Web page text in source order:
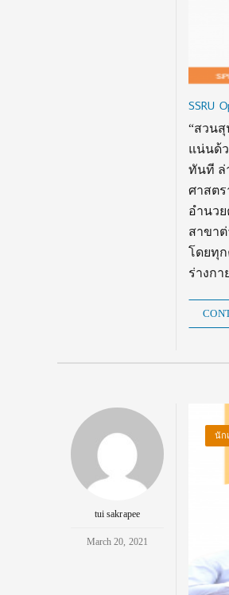
SSRU
“สวนสุ
แน่นด้
ทันที ล่
ศาสต
อำนว
สาขา
โดยทุ
ร่างก
tui sakrapee
March 20, 2021
นัก